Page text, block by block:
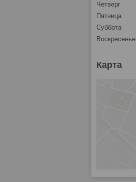
Четверг
Пятница
Суббота
Воскресенье
Карта